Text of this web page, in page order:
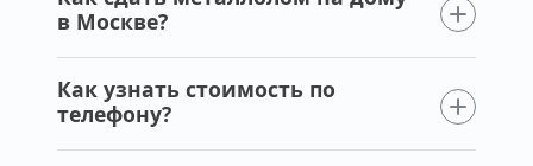
в Москве?
Как узнать стоимость по
телефону?